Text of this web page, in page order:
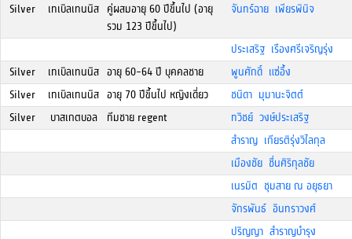
Silver
เทเบิลเทนนิส คู่ผสมอายุ 60 ปีขึ้นไป (อายุ
รวม 123 ปีขึ้นไป)
จันทร์ฉาย เพียรพินิจ
ประเสริฐ เรืองศรีเจริญรุ่ง
Silver
เทเบิลเทนนิส อายุ 60-64 ปี บุคคลชาย
พูนศักดิ์ แซ่อึ้ง
Silver
เทเบิลเทนนิส อายุ 70 ปีขึ้นไป หญิงเดี่ยว
ชนิดา มุมานะจิตต์
Silver
บาสเกตบอล ทีมชาย regent
ทวิชย์ วงษ์ประเสริฐ
สำราญ เกียรติรุ่งวิไลกุล
เมืองชัย ชื่นศิริกุลชัย
เนรมิต ชุมสาย ณ อยุธยา
จักรพันธ์ อินทราวงศ์
ปริญญา สำราญบำรุง